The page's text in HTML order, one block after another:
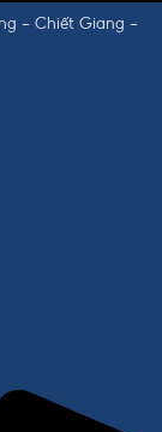
- Chiết Giang -